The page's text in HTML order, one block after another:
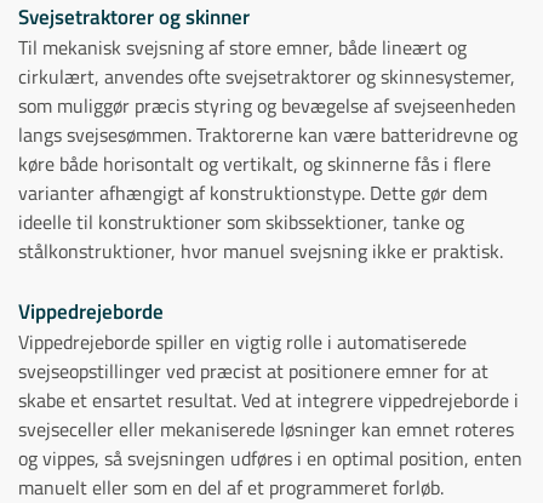
Svejsetraktorer og skinner
Til mekanisk svejsning af store emner, både lineært og
cirkulært, anvendes ofte svejsetraktorer og skinnesystemer,
som muliggør præcis styring og bevægelse af svejseenheden
langs svejsesømmen. Traktorerne kan være batteridrevne og
køre både horisontalt og vertikalt, og skinnerne fås i flere
varianter afhængigt af konstruktionstype. Dette gør dem
ideelle til konstruktioner som skibssektioner, tanke og
stålkonstruktioner, hvor manuel svejsning ikke er praktisk.
Vippedrejeborde
Vippedrejeborde spiller en vigtig rolle i automatiserede
svejseopstillinger ved præcist at positionere emner for at
skabe et ensartet resultat. Ved at integrere vippedrejeborde i
svejseceller eller mekaniserede løsninger kan emnet roteres
og vippes, så svejsningen udføres i en optimal position, enten
manuelt eller som en del af et programmeret forløb.